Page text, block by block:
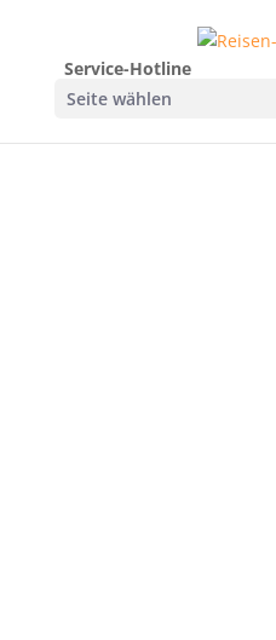
Service-Hotline
Seite wählen